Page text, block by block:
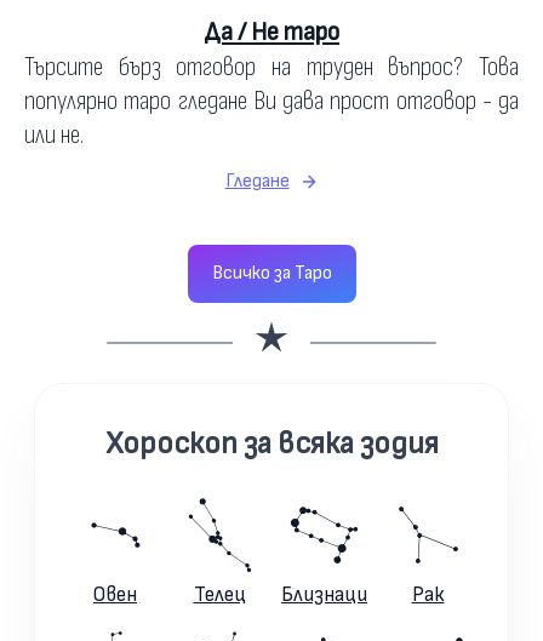
Да / Не таро
Търсите бърз отговор на труден въпрос? Това
популярно таро гледане Ви дава прост отговор - да
или не.
Гледане
Всичко за Таро
Хороскоп за всяка зодия
Овен Телец Близнаци Рак